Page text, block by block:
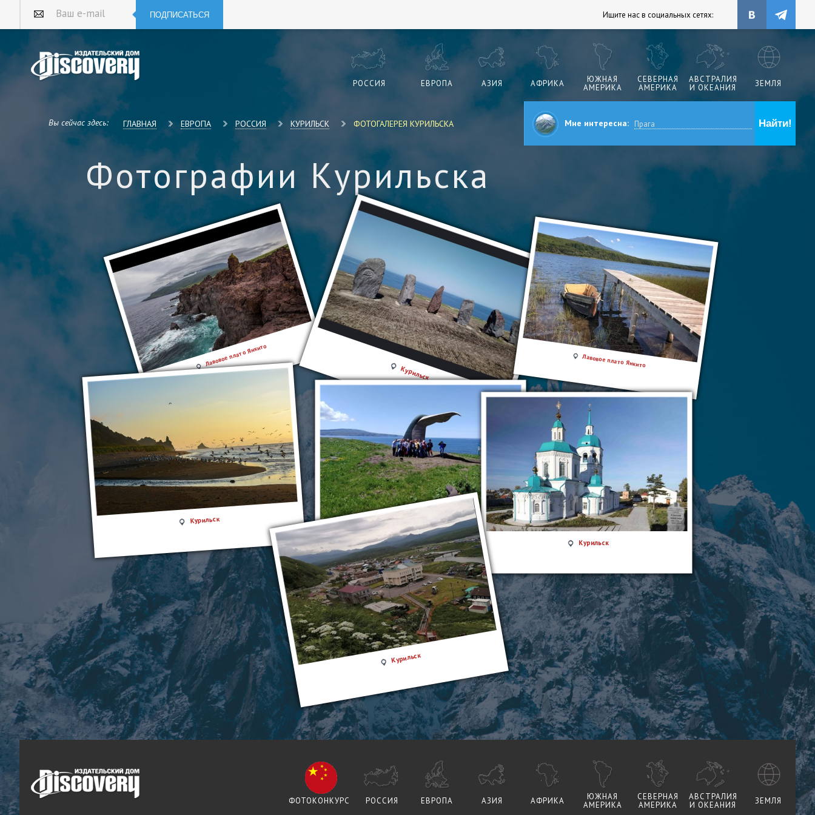
Ваш e-mail ПОДПИСАТЬСЯ Ищите нас в социальных сетях:
РОССИЯ ЕВРОПА АЗИЯ АФРИКА
ЮЖНАЯ
АМЕРИКА
СЕВЕРНАЯ
АМЕРИКА
АВСТРАЛИЯ
И ОКЕАНИЯ
ЗЕМЛЯ
Вы сейчас здесь: ГЛАВНАЯ ЕВРОПА РОССИЯ КУРИЛЬСК ФОТОГАЛЕРЕЯ КУРИЛЬСКА Мне интересна:
Фотографии Курильска
Лавовое плато Янкито
Курильск
Лавовое плато Янкито
Курильск
Курильск
Курильск
Курильск
ФОТОКОНКУРС РОССИЯ ЕВРОПА АЗИЯ АФРИКА
ЮЖНАЯ
АМЕРИКА
СЕВЕРНАЯ
АМЕРИКА
АВСТРАЛИЯ
И ОКЕАНИЯ
ЗЕМЛЯ